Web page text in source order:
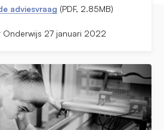
adviesvraag (PDF, 2.85MB)
Onderwijs 27 januari 2022